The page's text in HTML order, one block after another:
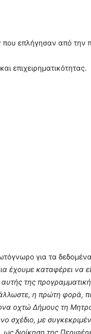
που επλήγησαν από την
επιχειρηματικότητας.
για τα
έχουμε καταφέρει να
της
η πρώτη φορά,
οχτώ Δήμους τη
σχέδιο, με